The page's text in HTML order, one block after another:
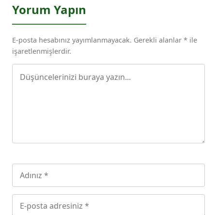
Yorum Yapın
E-posta hesabınız yayımlanmayacak. Gerekli alanlar * ile
işaretlenmişlerdir.